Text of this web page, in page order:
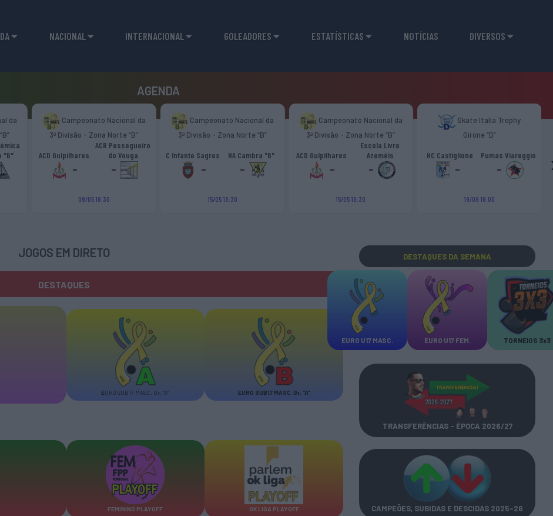
NACIONAL INTERNACIONAL GOLEADORES ESTATÍSTICAS NOTÍCIAS DIVERSOS
AGENDA
da
"B"
Campeonato Nacional da
3ª Divisão - Zona Norte “B”
ACD Gulpilhares
-
ACR Pessegueiro
do Vouga
-
09/05 18:30
Campeonato Nacional da
3ª Divisão - Zona Norte “B”
C Infante Sagres
-
HA Cambra "B"
-
15/05 18:30
Campeonato Nacional da
3ª Divisão - Zona Norte “B”
ACD Gulpilhares
-
Escola Livre
Azeméis
-
15/05 18:30
Skate Italia Trophy
Girone “D”
HC Castiglione
-
Pumas Viareggio
-
19/09 18:00
JOGOS EM DIRETO
DESTAQUES
EURO SUB17 MASC. Gr. “A” EURO SUB17 MASC. Gr. “A”
FEMININO PLAYOFF OK LIGA PLAYOFF
DESTAQUES DA SEMANA
EURO U17 MASC. EURO U17 FEM. TORNEIOS 3x3
TRANSFERÊNCIAS - ÉPOCA 2026/27
CAMPEÕES, SUBIDAS E DESCIDAS 2025-26